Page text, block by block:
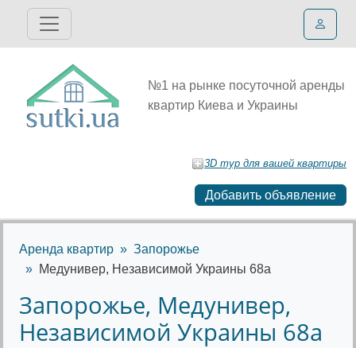
№1 на рынке посуточной аренды
квартир Киева и Украины
3D тур для вашей квартиры
Добавить объявление
Аренда квартир
Запорожье
Медунивер, Независимой Украины 68а
Запорожье, Медунивер,
Независимой Украины 68а